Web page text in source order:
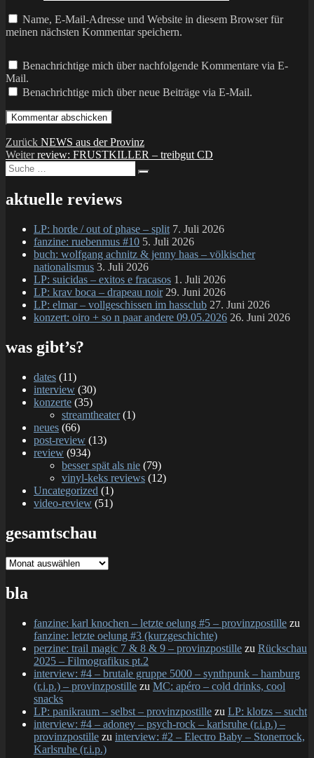
Name, E-Mail-Adresse und Website in diesem Browser für
meinen nächsten Kommentar speichern.
Benachrichtige mich über nachfolgende Kommentare via E-
Mail.
Benachrichtige mich über neue Beiträge via E-Mail.
Beitragsnavigation
Zurück Vorheriger
Beitrag:
NEWS aus der Provinz
Weiter Nächster
review: FRUSTKILLER – treibgut CD
Suche
nach:
aktuelle reviews
LP: horde / out of phase – split 7. Juli 2026
fanzine: ruebenmus #10 5. Juli 2026
buch: wolfgang achnitz & jenny haas – völkischer
nationalismus 3. Juli 2026
LP: suicidas – exitos e fracasos 1. Juli 2026
LP: krav boca – drapeau noir 29. Juni 2026
LP: elmar – vollgeschissen im hassclub 27. Juni 2026
konzert: oiro + so n paar andere 09.05.2026 26. Juni 2026
was gibt’s?
dates (11)
interview (30)
konzerte (35)
streamtheater(1)
neues (66)
post-review (13)
review (934)
besser spät als nie (79)
vinyl-keks reviews (12)
Uncategorized (1)
video-review (51)
gesamtschau
gesamtschau
bla
fanzine: karl knochen – letzte oelung #5 – provinzpostille zu
fanzine: letzte oelung #3 (kurzgeschichte)
perzine: trail magic 7 & 8 & 9 – provinzpostille zu Rückschau
2025 – Filmografikus pt.2
interview: #4 – brutale gruppe 5000 – synthpunk – hamburg
(r.i.p.) – provinzpostille zu MC: apéro – cold drinks, cool
snacks
LP: panikraum – selbst – provinzpostille zu LP: klotzs – sucht
interview: #4 – adoney – psych-rock – karlsruhe (r.i.p.) –
provinzpostille zu interview: #2 – Electro Baby – Stonerrock,
Karlsruhe (r.i.p.)